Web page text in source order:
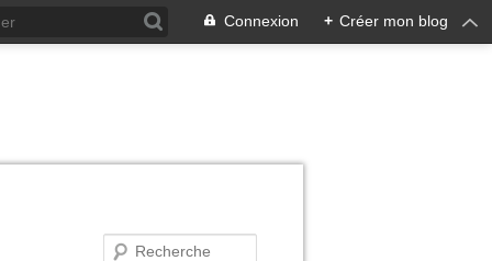
Connexion + Créer mon blog